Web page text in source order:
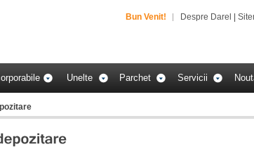
Bun Venit! Despre Darel
Unelte Parchet Servicii